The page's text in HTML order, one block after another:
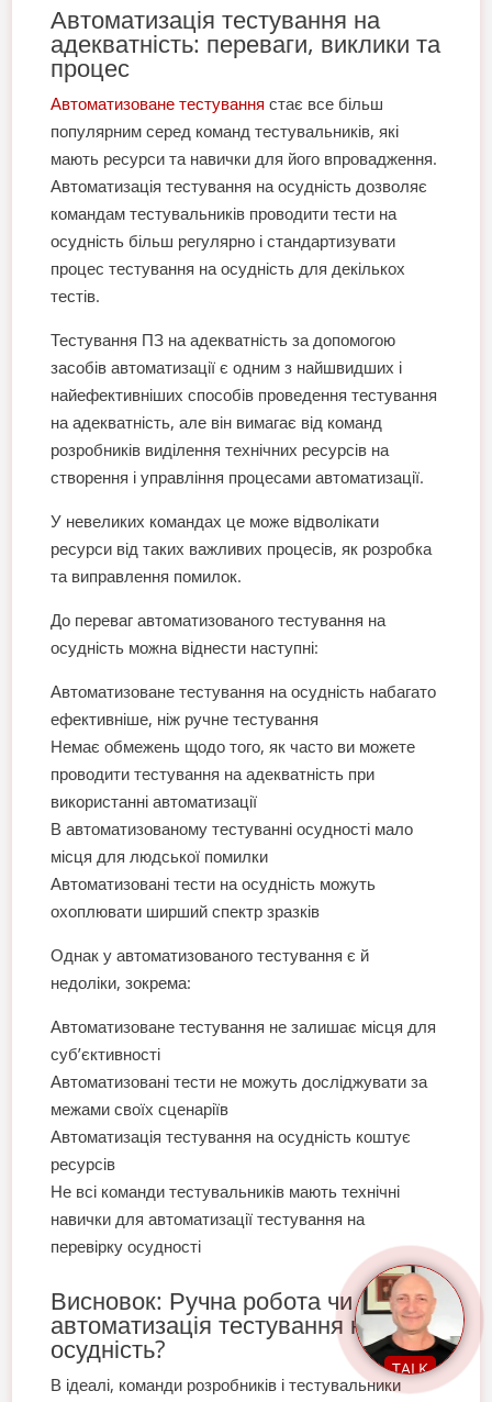
Автоматизація тестування на
адекватність: переваги, виклики та
процес
Автоматизоване тестування стає все більш
популярним серед команд тестувальників, які
мають ресурси та навички для його впровадження.
Автоматизація тестування на осудність дозволяє
командам тестувальників проводити тести на
осудність більш регулярно і стандартизувати
процес тестування на осудність для декількох
тестів.
Тестування ПЗ на адекватність за допомогою
засобів автоматизації є одним з найшвидших і
найефективніших способів проведення тестування
на адекватність, але він вимагає від команд
розробників виділення технічних ресурсів на
створення і управління процесами автоматизації.
У невеликих командах це може відволікати
ресурси від таких важливих процесів, як розробка
та виправлення помилок.
До переваг автоматизованого тестування на
осудність можна віднести наступні:
Автоматизоване тестування на осудність набагато
ефективніше, ніж ручне тестування
Немає обмежень щодо того, як часто ви можете
проводити тестування на адекватність при
використанні автоматизації
В автоматизованому тестуванні осудності мало
місця для людської помилки
Автоматизовані тести на осудність можуть
охоплювати ширший спектр зразків
Однак у автоматизованого тестування є й
недоліки, зокрема:
Автоматизоване тестування не залишає місця для
суб’єктивності
Автоматизовані тести не можуть досліджувати за
межами своїх сценаріїв
Автоматизація тестування на осудність коштує
ресурсів
Не всі команди тестувальників мають технічні
навички для автоматизації тестування на
перевірку осудності
Висновок: Ручна робота чи
автоматизація тестування на
осудність?
В ідеалі, команди розробників і тестувальники
TALK